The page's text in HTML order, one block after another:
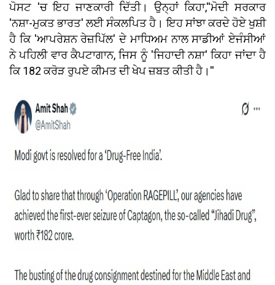
ਪੋਸਟ 'ਚ ਇਹ ਜਾਣਕਾਰੀ ਦਿੱਤੀ। ਉਨ੍ਹਾਂ ਕਿਹਾ,''ਮੋਦੀ ਸਰਕਾਰ
'ਨਸ਼ਾ-ਮੁਕਤ ਭਾਰਤ' ਲਈ ਸੰਕਲਪਿਤ ਹੈ। ਇਹ ਸਾਂਝਾ ਕਰਦੇ ਹੋਏ ਖੁਸ਼ੀ
ਹੈ ਕਿ 'ਆਪਰੇਸ਼ਨ ਰੇਜ਼ਪਿੱਲ' ਦੇ ਮਾਧਿਅਮ ਨਾਲ ਸਾਡੀਆਂ ਏਜੰਸੀਆਂ
ਨੇ ਪਹਿਲੀ ਵਾਰ ਕੈਪਟਾਗਾਨ, ਜਿਸ ਨੂੰ 'ਜਿਹਾਦੀ ਨਸ਼ਾ' ਕਿਹਾ ਜਾਂਦਾ ਹੈ
ਕਿ 182 ਕਰੋੜ ਰੁਪਏ ਕੀਮਤ ਦੀ ਖੇਪ ਜ਼ਬਤ ਕੀਤੀ ਹੈ।''